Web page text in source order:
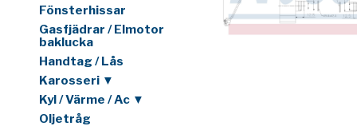
Fönsterhissar
Gasfjädrar / Elmotor
baklucka
Handtag / Lås
Karosseri ▼
Kyl / Värme / Ac ▼
Oljetråg